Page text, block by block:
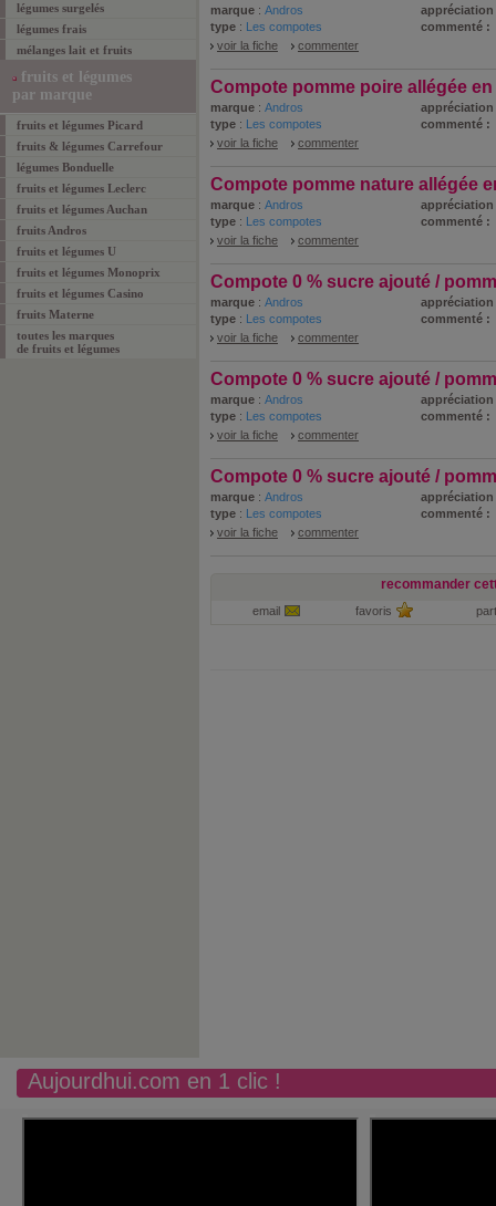
légumes surgelés
légumes frais
mélanges lait et fruits
fruits et légumes
par marque
fruits et légumes Picard
fruits & légumes Carrefour
légumes Bonduelle
fruits et légumes Leclerc
fruits et légumes Auchan
fruits Andros
fruits et légumes U
fruits et légumes Monoprix
fruits et légumes Casino
fruits Materne
toutes les marques
de fruits et légumes
marque : Andros
appréciation
type : Les compotes
commenté :
voir la fiche
commenter
Compote pomme poire allégée
marque : Andros
appréciation
type : Les compotes
commenté :
voir la fiche
commenter
Compote pomme nature allégée
marque : Andros
appréciation
type : Les compotes
commenté :
voir la fiche
commenter
Compote 0 % sucre ajouté /
marque : Andros
appréciation
type : Les compotes
commenté :
voir la fiche
commenter
Compote 0 % sucre ajouté /
marque : Andros
appréciation
type : Les compotes
commenté :
voir la fiche
commenter
Compote 0 % sucre ajouté /
marque : Andros
appréciation
type : Les compotes
commenté :
voir la fiche
commenter
recommander
email favoris
Aujourdhui.com en 1 clic !